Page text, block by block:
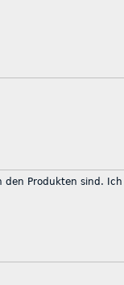
den Produkten sind.